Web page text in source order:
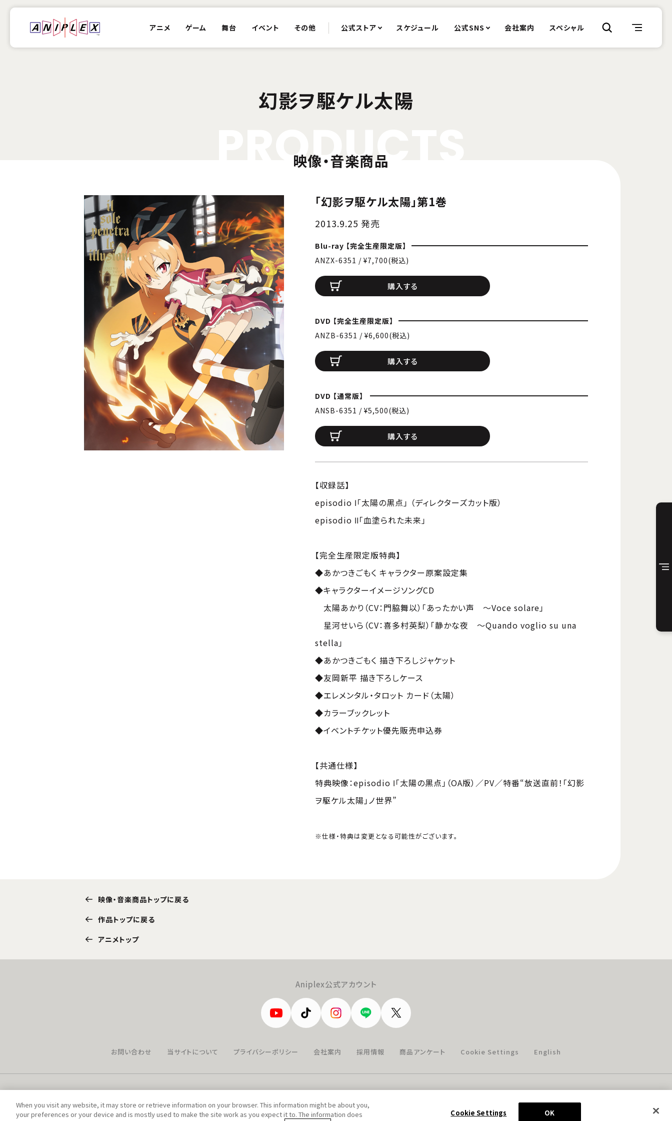
アニメ ゲーム 舞台 イベント その他 公式ストア スケジュール 公式SNS 会社案内 スペシャル
幻影ヲ駆ケル太陽
ODUC
映像・音楽商品
「幻影ヲ駆ケル太陽」第1巻
2013.9.25 発売
Blu-ray 【完全生産限定版】
ANZX-6351 / ¥7,700(税込)
購入する
DVD 【完全生産限定版】
ANZB-6351 / ¥6,600(税込)
購入する
DVD 【通常版】
ANSB-6351 / ¥5,500(税込)
購入する
【収録話】
episodio Ⅰ「太陽の黒点」 （ディレクターズカット版）
episodio Ⅱ「血塗られた未来」
【完全生産限定版特典】
◆あかつきごもく キャラクター原案設定集
◆キャラクターイメージソングCD
太陽あかり（CV：門脇舞以）「あったかい声 ～Voce solare」
星河せいら（CV：喜多村英梨）「静かな夜 ～Quando voglio su una
stella」
◆あかつきごもく 描き下ろしジャケット
◆友岡新平 描き下ろしケース
◆エレメンタル・タロット カード（太陽）
◆カラーブックレット
◆イベントチケット優先販売申込券
【共通仕様】
特典映像：episodio Ⅰ「太陽の黒点」（OA版）／PV／特番“放送直前！「幻影
ヲ駆ケル太陽」ノ世界”
※仕様・特典は変更となる可能性がございます。
映像・音楽商品トップに戻る
作品トップに戻る
アニメトップ
Aniplex公式アカウント
お問い合わせ 当サイトについて プライバシーポリシー 会社案内 採用情報 商品アンケート Cookie Settings English
© Aniplex Inc. All rights reserved.
When you visit any website, it may store or retrieve information on your browser. This information might be about you,
your preferences or your device and is mostly used to make the site work as you expect it to. The information does
Cookie Settings OK